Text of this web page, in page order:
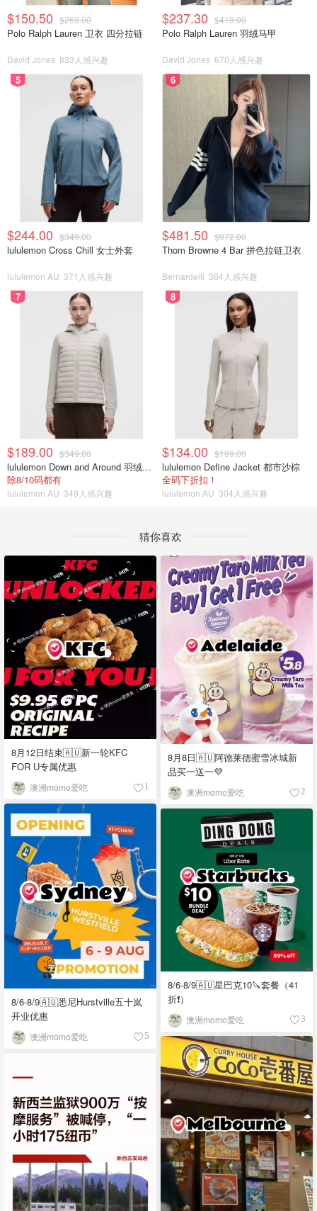
$150.50 $269.00
Polo Ralph Lauren 卫衣 四分拉链
David Jones 833人感兴趣
$237.30 $419.00
Polo Ralph Lauren 羽绒马甲
David Jones 670人感兴趣
5
$244.00 $349.00
lululemon Cross Chill 女士外套
lululemon AU 371人感兴趣
6
$481.50 $972.00
Thom Browne 4 Bar 拼色拉链卫衣
Bernardelli 364人感兴趣
7
$189.00 $349.00
lululemon Down and Around 羽绒夹克
除8/10码都有
lululemon AU 349人感兴趣
8
$134.00 $169.00
lululemon Define Jacket 都市沙棕
全码下折扣！
lululemon AU 304人感兴趣
猜你喜欢
8月12日结束🇦🇺新一轮KFC
FOR U专属优惠
澳洲momo爱吃 1
8月8日🇦🇺阿德莱德蜜雪冰城新
品买一送一💜
澳洲momo爱吃 2
8/6-8/9🇦🇺悉尼Hurstville五十岚
开业优惠
澳洲momo爱吃 5
8/6-8/9🇦🇺星巴克10🔪套餐（41
折❗）
澳洲momo爱吃 3